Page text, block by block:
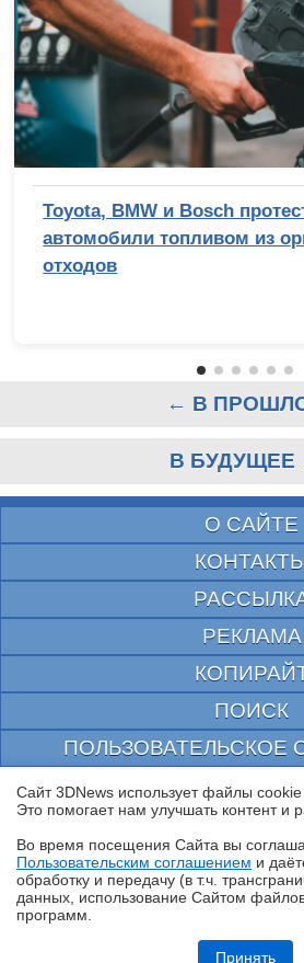
Ryzen и DDR5-6000 на чипах Samsung —
Toyota, BMW и Bosch
автомобили топливом из
отходов
← В
В БУДУЩЕЕ
О САЙТЕ
РЕКЛАМА
ПОИСК
ПОЛЬЗОВАТЕЛЬСКОЕ
© 1997—2026 Электронное периодическое
выдано Федеральной Службой по надзору за
массовых коммуникаций и охране
При цитировании документа ссылка на сайт с
заимствование документа
российского и международного законодательства
Сайт 3DNews использует файлы cookie
Это помогает нам улучшать контент и
Во время посещения Cайта вы
Пользовательским соглашением и
обработку и передачу (в т.ч.
данных, использование Cайтом
программ.
Принять